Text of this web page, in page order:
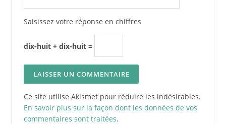
Saisissez votre réponse en chiffres
dix-huit + dix-huit =
Ce site utilise Akismet pour réduire les indésirables.
En savoir plus sur la façon dont les données de vos
commentaires sont traitées.